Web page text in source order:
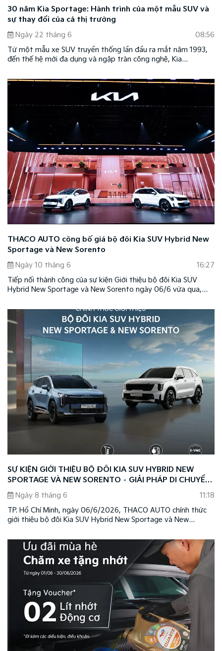
30 năm Kia Sportage: Hành trình của một mẫu SUV và
sự thay đổi của cả thị trường
Ngày 22 tháng 6
08:56
Từ một mẫu xe SUV truyền thống lần đầu ra mắt năm 1993,
đến thế hệ mới đa dụng và ngập tràn công nghệ, Kia
của mẫu xe phần nào phản chiếu những thay đổi của thị
trường xe SUV toàn cầu trong suốt 30 năm qua.
THACO AUTO công bố giá bộ đôi Kia SUV Hybrid New
Sportage và New Sorento
Ngày 10 tháng 6
16:27
Tiếp nối thành công của sự kiện Giới thiệu bộ đôi Kia SUV
Hybrid New Sportage và New Sorento ngày 06/6 vừa qua,
Sportage Hybrid và New Sorento Hybrid.
SỰ KIỆN GIỚI THIỆU BỘ ĐÔI KIA SUV HYBRID NEW
SPORTAGE VÀ NEW SORENTO – GIẢI PHÁP DI CHUYỂN
THÔNG MINH THEO XU HƯỚNG MỚI
Ngày 8 tháng 6
11:18
TP. Hồ Chí Minh, ngày 06/6/2026, THACO AUTO chính thức
giới thiệu bộ đôi Kia SUV Hybrid New Sportage và New
thương hiệu Kia tại Việt Nam.